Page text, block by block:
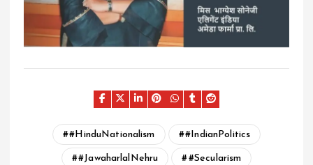
#HinduNationalism #IndianPolitics
#JawaharlalNehru #Secularism